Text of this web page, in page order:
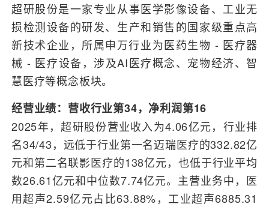
超研股份是一家专业从事医学影像设备、工业无
损检测设备的研发、生产和销售的国家级重点高
新技术企业，所属申万行业为医药生物 - 医疗器
械 - 医疗设备，涉及AI医疗概念、宠物经济、智
慧医疗等概念板块。
经营业绩：营收行业第34，净利润第16
2025年，超研股份营业收入为4.06亿元，行业排
名34/43，远低于行业第一名迈瑞医疗的332.82亿
元和第二名联影医疗的138亿元，也低于行业平均
数26.61亿元和中位数7.74亿元。主营业务中，医
用超声2.59亿元占比63.88%，工业超声6885.31